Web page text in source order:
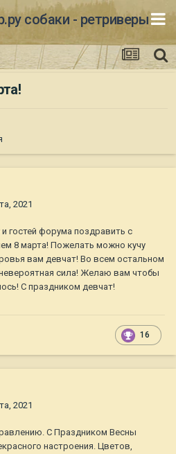
собаки - ретриверы
2021
гостей форума поздравить с
8 марта! Пожелать можно кучу
вам девчат! Во всем остальном
сила! Желаю вам чтобы
С праздником девчат!
16
2021
С Праздником Весны
настроения. Цветов,